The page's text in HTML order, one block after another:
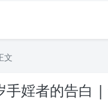
文
手婬者的告白 |